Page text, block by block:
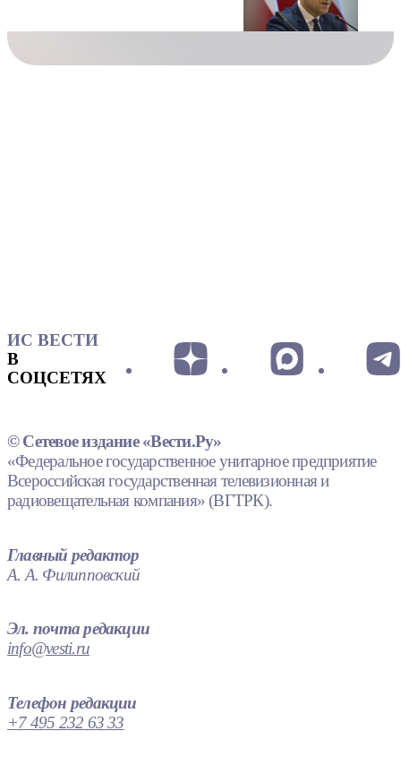
ИС ВЕСТИ
В
СОЦСЕТЯХ
© Сетевое издание «Вести.Ру»
«Федеральное государственное унитарное предприятие
Всероссийская государственная телевизионная и
радиовещательная компания» (ВГТРК).
Главный редактор
А. А. Филипповский
Эл. почта редакции
info@vesti.ru
Телефон редакции
+7 495 232 63 33